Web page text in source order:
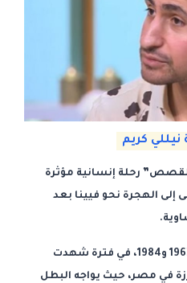
كريم
رحلة إنسانية مؤثرة
الهجرة نحو فيينا بعد
وتدور أحداث الفيلم بين عامي 1967 و1984، في فترة شهدت
في مصر، حيث يواجه البطل